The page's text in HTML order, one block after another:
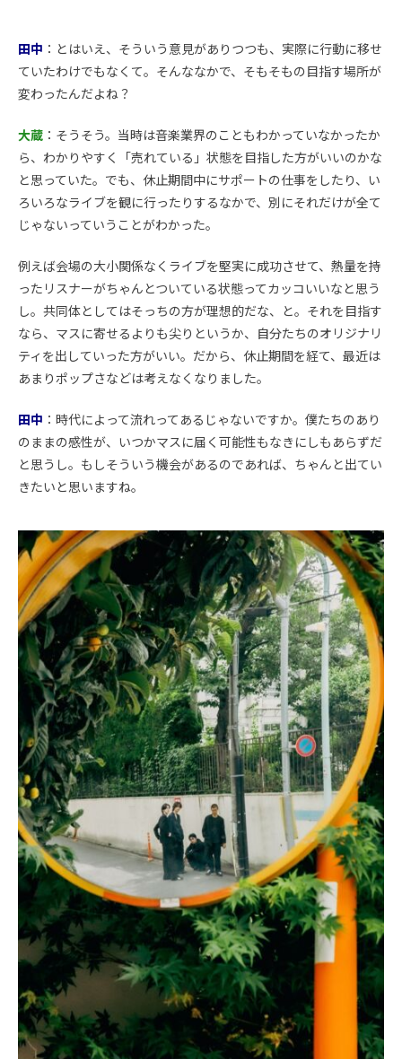
田中 ：とはいえ、そういう意見がありつつも、実際に行動に移せ
ていたわけでもなくて。そんななかで、そもそもの目指す場所が
変わったんだよね？
大蔵 ：そうそう。当時は音楽業界のこともわかっていなかったか
ら、わかりやすく「売れている」状態を目指した方がいいのかな
と思っていた。でも、休止期間中にサポートの仕事をしたり、い
ろいろなライブを観に行ったりするなかで、別にそれだけが全て
じゃないっていうことがわかった。
例えば会場の大小関係なくライブを堅実に成功させて、熱量を持
ったリスナーがちゃんとついている状態ってカッコいいなと思う
し。共同体としてはそっちの方が理想的だな、と。それを目指す
なら、マスに寄せるよりも尖りというか、自分たちのオリジナリ
ティを出していった方がいい。だから、休止期間を経て、最近は
あまりポップさなどは考えなくなりました。
田中 ：時代によって流れってあるじゃないですか。僕たちのあり
のままの感性が、いつかマスに届く可能性もなきにしもあらずだ
と思うし。もしそういう機会があるのであれば、ちゃんと出てい
きたいと思いますね。